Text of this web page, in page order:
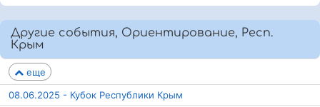
Другие события, Ориентирование, Респ.
Крым
еще
08.06.2025 - Кубок Республики Крым